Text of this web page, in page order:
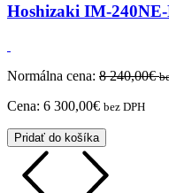
Hoshizaki IM-
Normálna cena: 8 240,00€
Cena: 6 300,00€ bez DPH
Pridať do košíka